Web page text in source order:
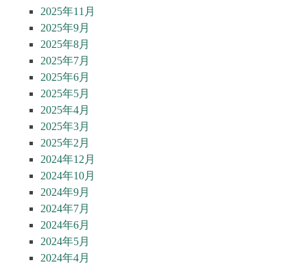
2025年11月
2025年9月
2025年8月
2025年7月
2025年6月
2025年5月
2025年4月
2025年3月
2025年2月
2024年12月
2024年10月
2024年9月
2024年7月
2024年6月
2024年5月
2024年4月